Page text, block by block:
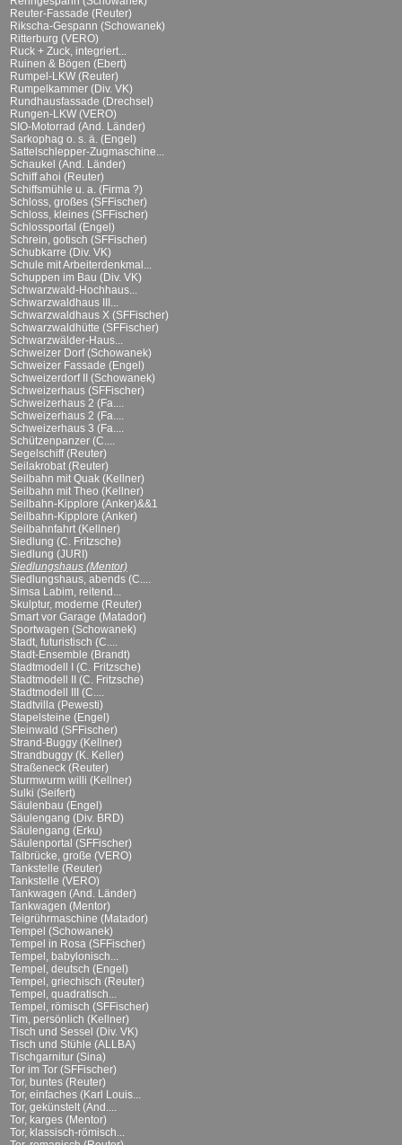
Reuter-Fassade (Reuter)
Rikscha-Gespann (Schowanek)
Ritterburg (VERO)
Ruck + Zuck, integriert...
Ruinen & Bögen (Ebert)
Rumpel-LKW (Reuter)
Rumpelkammer (Div. VK)
Rundhausfassade (Drechsel)
Rungen-LKW (VERO)
SIO-Motorrad (And. Länder)
Sarkophag o. s. ä. (Engel)
Sattelschlepper-Zugmaschine...
Schaukel (And. Länder)
Schiff ahoi (Reuter)
Schiffsmühle u. a. (Firma ?)
Schloss, großes (SFFischer)
Schloss, kleines (SFFischer)
Schlossportal (Engel)
Schrein, gotisch (SFFischer)
Schubkarre (Div. VK)
Schule mit Arbeiterdenkmal...
Schuppen im Bau (Div. VK)
Schwarzwald-Hochhaus...
Schwarzwaldhaus III...
Schwarzwaldhaus X (SFFischer)
Schwarzwaldhütte (SFFischer)
Schwarzwälder-Haus...
Schweizer Dorf (Schowanek)
Schweizer Fassade (Engel)
Schweizerdorf II (Schowanek)
Schweizerhaus (SFFischer)
Schweizerhaus 2 (Fa....
Schweizerhaus 2 (Fa....
Schweizerhaus 3 (Fa....
Schützenpanzer (C....
Segelschiff (Reuter)
Seilakrobat (Reuter)
Seilbahn mit Quak (Kellner)
Seilbahn mit Theo (Kellner)
Seilbahn-Kipplore (Anker)&&1
Seilbahn-Kipplore (Anker)
Seilbahnfahrt (Kellner)
Siedlung (C. Fritzsche)
Siedlung (JURI)
Siedlungshaus (Mentor)
Siedlungshaus, abends (C....
Simsa Labim, reitend...
Skulptur, moderne (Reuter)
Smart vor Garage (Matador)
Sportwagen (Schowanek)
Stadt, futuristisch (C....
Stadt-Ensemble (Brandt)
Stadtmodell I (C. Fritzsche)
Stadtmodell II (C. Fritzsche)
Stadtmodell III (C....
Stadtvilla (Pewesti)
Stapelsteine (Engel)
Steinwald (SFFischer)
Strand-Buggy (Kellner)
Strandbuggy (K. Keller)
Straßeneck (Reuter)
Sturmwurm willi (Kellner)
Sulki (Seifert)
Säulenbau (Engel)
Säulengang (Div. BRD)
Säulengang (Erku)
Säulenportal (SFFischer)
Talbrücke, große (VERO)
Tankstelle (Reuter)
Tankstelle (VERO)
Tankwagen (And. Länder)
Tankwagen (Mentor)
Teigrührmaschine (Matador)
Tempel (Schowanek)
Tempel in Rosa (SFFischer)
Tempel, babylonisch...
Tempel, deutsch (Engel)
Tempel, griechisch (Reuter)
Tempel, quadratisch...
Tempel, römisch (SFFischer)
Tim, persönlich (Kellner)
Tisch und Sessel (Div. VK)
Tisch und Stühle (ALLBA)
Tischgarnitur (Sina)
Tor im Tor (SFFischer)
Tor, buntes (Reuter)
Tor, einfaches (Karl Louis...
Tor, gekünstelt (And....
Tor, karges (Mentor)
Tor, klassisch-römisch...